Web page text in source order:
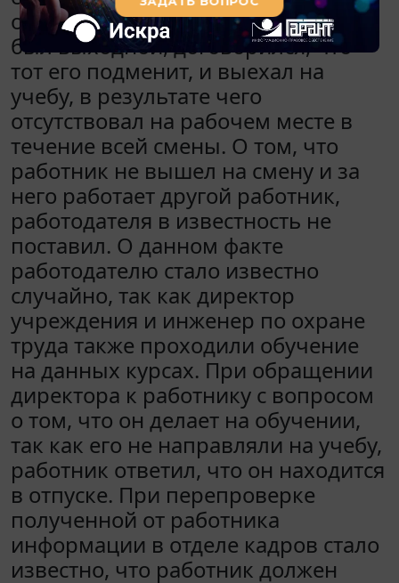
отделения, у которого в тот день
был выходной, договорился, что
тот его подменит, и выехал на
учебу, в результате чего
отсутствовал на рабочем месте в
течение всей смены. О том, что
работник не вышел на смену и за
него работает другой работник,
работодателя в известность не
поставил. О данном факте
работодателю стало известно
случайно, так как директор
учреждения и инженер по охране
труда также проходили обучение
на данных курсах. При обращении
директора к работнику с вопросом
о том, что он делает на обучении,
так как его не направляли на учебу,
работник ответил, что он находится
в отпуске. При перепроверке
полученной от работника
информации в отделе кадров стало
известно, что работник должен